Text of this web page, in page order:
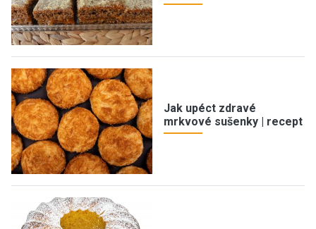
Jak upéct zdravé
mrkvové sušenky | recept